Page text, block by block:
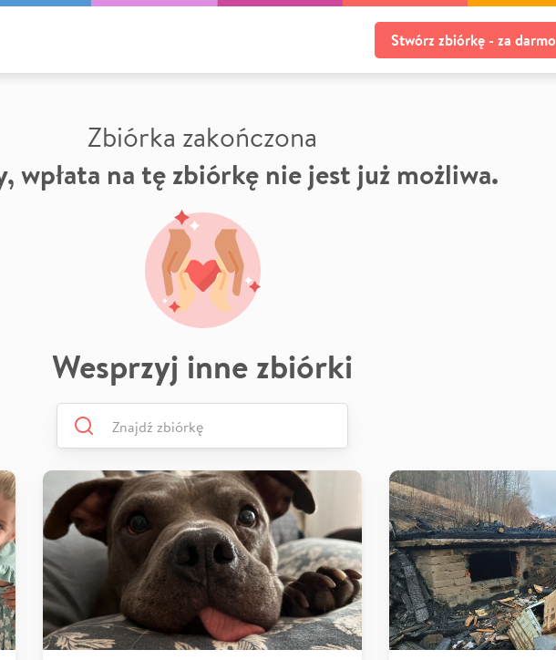
Stwórz zbiórkę - za darmo
Zbiórka zakończona
wpłata na tę zbiórkę nie jest już możliwa.
Wesprzyj inne zbiórki